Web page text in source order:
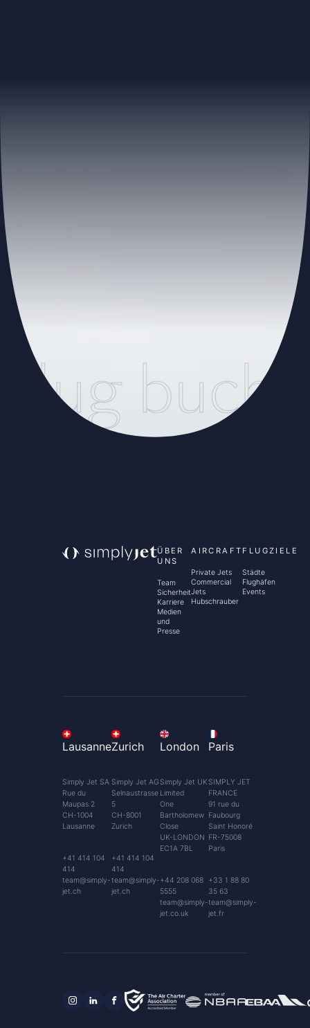
Flug
ÜBER
UNS
Team
Sicherheit
Karriere
Medien
und
Presse
AIRCRAFT
Private Jets
Commercial
Jets
Hubschrauber
FLUGZIELE
Städte
Flughäfen
Events
Lausanne
Simply Jet SA
Rue du
Maupas 2
CH-1004
Lausanne
+41 414 104
414
team@simply-
jet.ch
Zurich
Simply Jet AG
Selnaustrasse
5
CH-8001
Zurich
+41 414 104
414
team@simply-
jet.ch
London
Simply Jet UK
Limited
One
Bartholomew
Close
UK-LONDON
EC1A 7BL
+44 208 068
5555
team@simply-
jet.co.uk
Paris
SIMPLY JET
FRANCE
91 rue du
Faubourg
Saint Honoré
FR-75008
Paris
+33 1 88 80
35 63
team@simply-
jet.fr